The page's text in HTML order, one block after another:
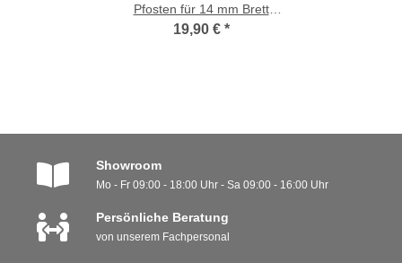
Pfosten für 14 mm Brett
Deluxe
19,90 € *
Showroom
Mo - Fr 09:00 - 18:00 Uhr - Sa 09:00 - 16:00 Uhr
Persönliche Beratung
von unserem Fachpersonal